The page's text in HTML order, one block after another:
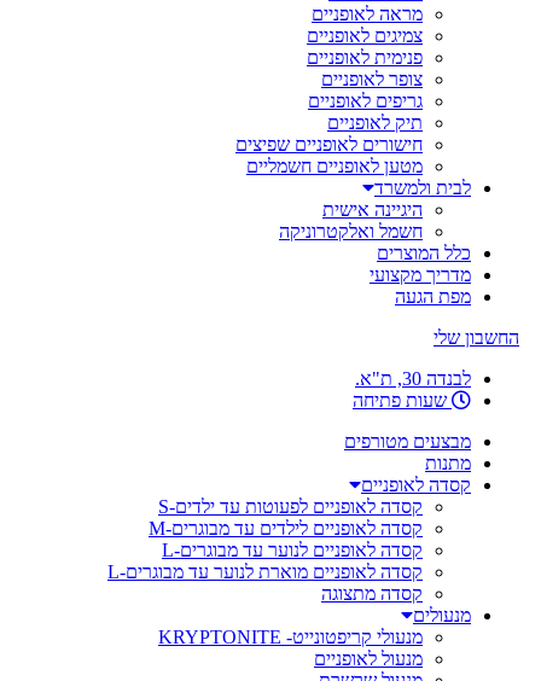
מראה לאופניים
צמיגים לאופניים
פנימית לאופניים
צופר לאופניים
גריפים לאופניים
תיק לאופניים
חישורים לאופניים שפיצים
מטען לאופניים חשמליים
לבית ולמשרד
היגיינה אישית
חשמל ואלקטרוניקה
כלל המוצרים
מדריך מקצועי
מפת הגעה
החשבון שלי
לבנדה 30, ת"א.
שעות פתיחה
מבצעים מטורפים
מתנות
קסדה לאופניים
קסדה לאופניים לפעוטות עד ילדים-S
קסדה לאופניים לילדים עד מבוגרים-M
קסדה לאופניים לנוער עד מבוגרים-L
קסדה לאופניים מוארת לנוער עד מבוגרים-L
קסדה מתצוגה
מנעולים
מנעולי קריפטונייט- KRYPTONITE
מנעול לאופניים